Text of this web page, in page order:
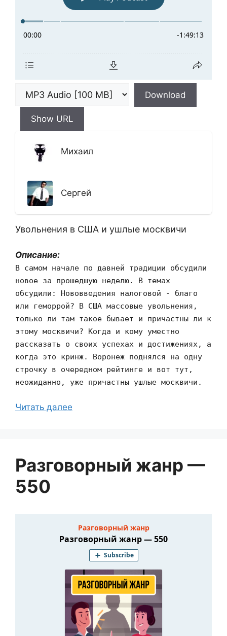
Download
Show URL
Михаил
Сергей
Увольнения в США и ушлые москвичи
Описание:
В самом начале по давней традиции обсудили
новое за прошедшую неделю. В темах
обсудили: Нововведения налоговой - благо
или геморрой? В США массовые увольнения,
только ли там такое бывает и причастны ли к
этому москвичи? Когда и кому уместно
рассказать о своих успехах и достижениях, а
когда это кринж. Воронеж поднялся на одну
строчку в очередном рейтинге и вот тут,
неожиданно, уже причастны ушлые москвичи.
Читать далее
Разговорный жанр —
550